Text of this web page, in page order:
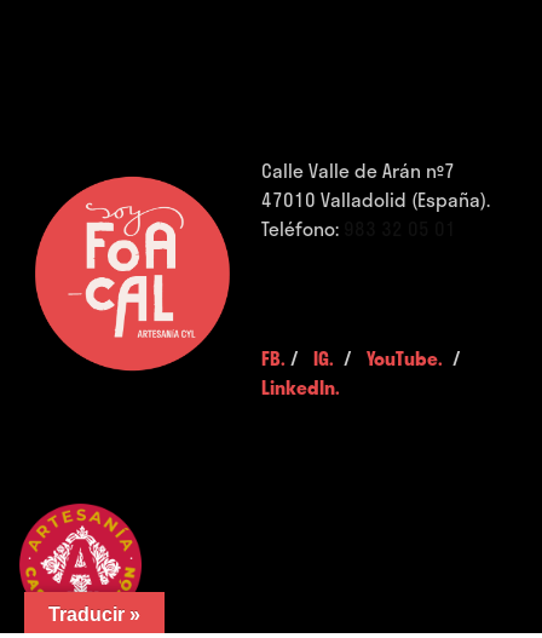
Calle Valle de Arán nº7
47010 Valladolid (España).
Teléfono:
FB. / IG. / YouTube. /
LinkedIn.
Traducir »